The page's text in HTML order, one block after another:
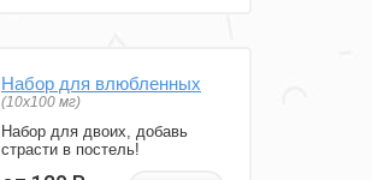
Набор для влюбленных
(10х100 мг)
Набор для двоих, добавь
страсти в постель!